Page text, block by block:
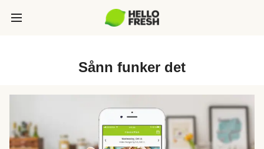
Sånn funker det